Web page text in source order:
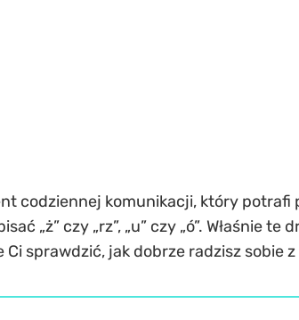
codziennej komunikacji, który
„ż” czy „rz”, „u” czy „ó”. Właśnie
sprawdzić, jak dobrze radzisz sobie